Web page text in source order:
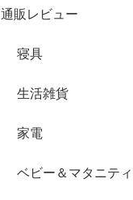
通販レビュー
寝具
生活雑貨
家電
ベビー＆マタニティ